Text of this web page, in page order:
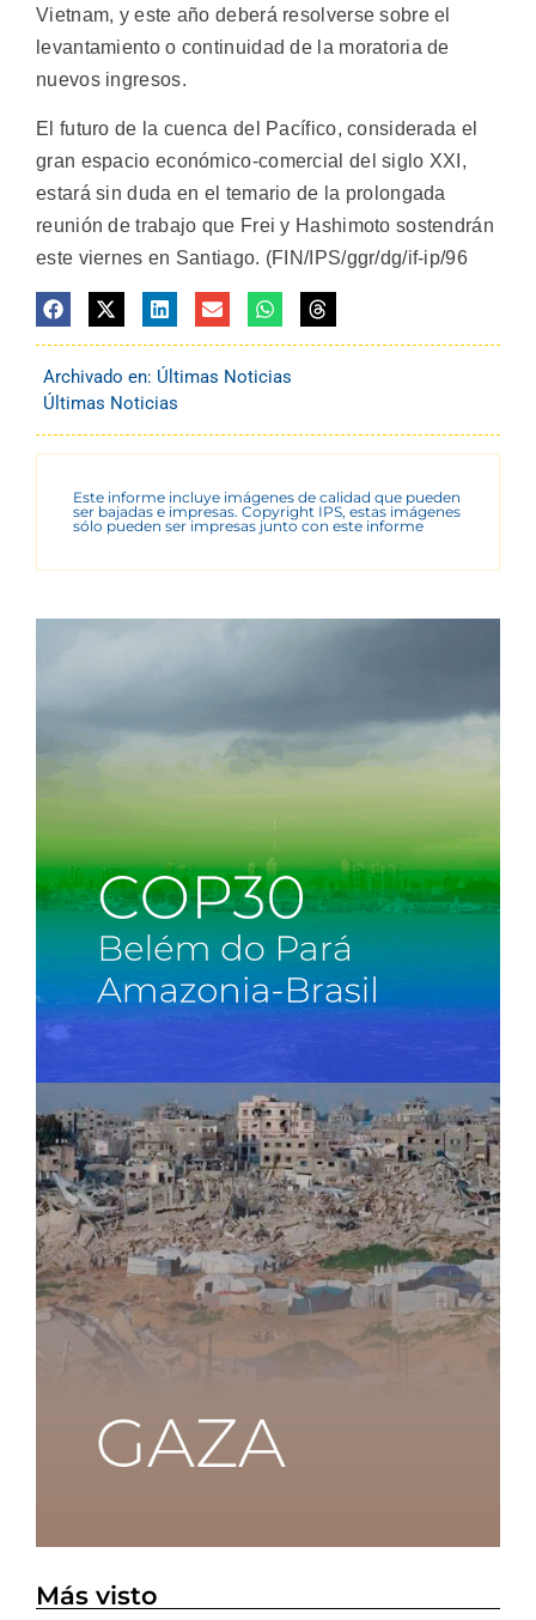
Vietnam, y este año deberá resolverse sobre el
levantamiento o continuidad de la moratoria de
nuevos ingresos.
El futuro de la cuenca del Pacífico, considerada el
gran espacio económico-comercial del siglo XXI,
estará sin duda en el temario de la prolongada
reunión de trabajo que Frei y Hashimoto sostendrán
este viernes en Santiago. (FIN/IPS/ggr/dg/if-ip/96
Archivado en: Últimas Noticias
Últimas Noticias
Este informe incluye imágenes de calidad que pueden
ser bajadas e impresas. Copyright IPS, estas imágenes
sólo pueden ser impresas junto con este informe
Más visto